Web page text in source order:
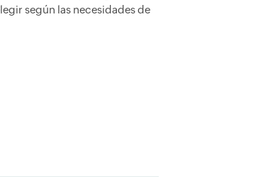
según las necesidades de